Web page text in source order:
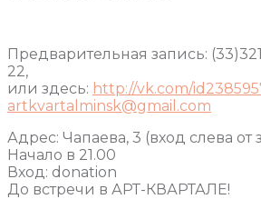
Предварительная запись:
22,
или здесь: http://vk.com/
artkvartalminsk@gmail.com
Адрес: Чапаева, 3 (вход слева от
Начало в 21.00
Вход: donation
До встречи в АРТ-КВАРТАЛЕ!